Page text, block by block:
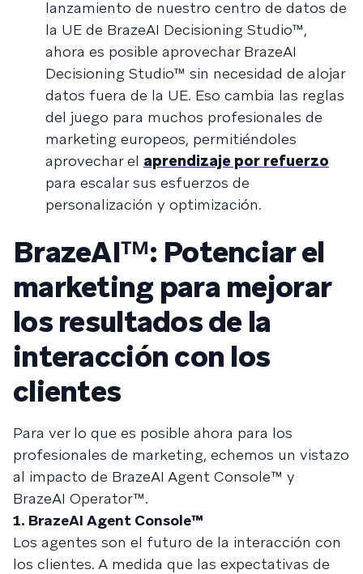
lanzamiento de nuestro centro de datos de
la UE de BrazeAI Decisioning Studio™,
ahora es posible aprovechar BrazeAI
Decisioning Studio™ sin necesidad de alojar
datos fuera de la UE. Eso cambia las reglas
del juego para muchos profesionales de
marketing europeos, permitiéndoles
aprovechar el aprendizaje por refuerzo
para escalar sus esfuerzos de
personalización y optimización.
BrazeAIᵀᴹ: Potenciar el
marketing para mejorar
los resultados de la
interacción con los
clientes
Para ver lo que es posible ahora para los
profesionales de marketing, echemos un vistazo
al impacto de BrazeAI Agent Console™ y
BrazeAI Operator™.
1. BrazeAI Agent Console™
Los agentes son el futuro de la interacción con
los clientes. A medida que las expectativas de